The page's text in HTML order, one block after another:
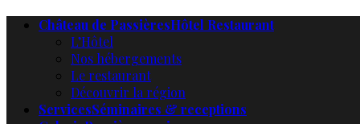
Château de PassièresHôtel Restaurant
L’Hôtel
Nos hébergements
Le restaurant
Découvrir la région
ServicesSéminaires & receptions